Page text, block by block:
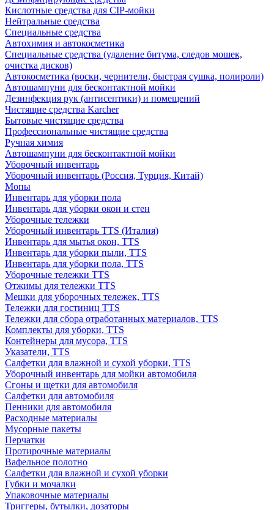
Кислотные средства для CIP-мойки
Нейтральные средства
Специальные средства
Автохимия и автокосметика
Специальные средства (удаление битума, следов мошек,
очистка дисков)
Автокосметика (воски, чернители, быстрая сушка, полироли)
Автошампуни для бесконтактной мойки
Дезинфекция рук (антисептики) и помещений
Чистящие средства Karcher
Бытовые чистящие средства
Профессиональные чистящие средства
Ручная химия
Автошампуни для бесконтактной мойки
Уборочный инвентарь
Уборочный инвентарь (Россия, Турция, Китай)
Мопы
Инвентарь для уборки пола
Инвентарь для уборки окон и стен
Уборочные тележки
Уборочный инвентарь TTS (Италия)
Инвентарь для мытья окон, TTS
Инвентарь для уборки пыли, TTS
Инвентарь для уборки пола, TTS
Уборочные тележки TTS
Отжимы для тележки TTS
Мешки для уборочных тележек, TTS
Тележки для гостиниц TTS
Тележки для сбора отработанных материалов, TTS
Комплекты для уборки, TTS
Контейнеры для мусора, TTS
Указатели, TTS
Салфетки для влажной и сухой уборки, TTS
Уборочный инвентарь для мойки автомобиля
Сгоны и щетки для автомобиля
Салфетки для автомобиля
Пенники для автомобиля
Расходные материалы
Мусорные пакеты
Перчатки
Протирочные материалы
Вафельное полотно
Салфетки для влажной и сухой уборки
Губки и мочалки
Упаковочные материалы
Триггеры, бутылки, дозаторы